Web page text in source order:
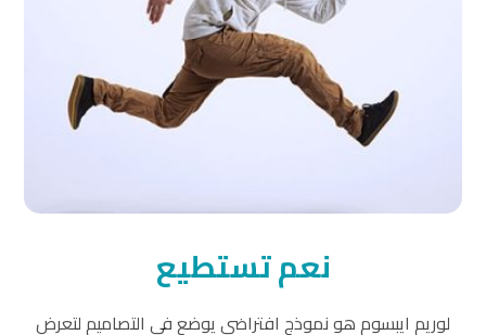
نعم تستطيع
لوريم ايبسوم هو نموذج افتراضي يوضع في التصاميم لتعرض